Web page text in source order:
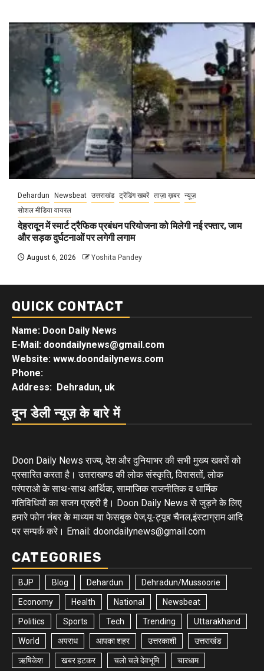
Dehardun Newsbeat उत्तराखंड ट्रेंडिंग खबरें ताज़ा ख़बर न्यूज़
सोशल मीडिया वायरल
देहरादून में स्मार्ट ट्रैफिक प्रबंधन परियोजना को मिलेगी नई रफ्तार, जाम
और सड़क दुर्घटनाओं पर लगेगी लगाम
August 6, 2026 Yoshita Pandey
QUICK CONTACT
Name: Doon Daily News
E-Mail: doondailynews@gmail.com
Website: www.doondailynews.com
Phone:
Address: Dehradun, uk
दून डेली न्यूज़ के बारे में
Doon Daily News राज्य, देश और दुनियाभर की सभी मुख्य खबरों को
प्रसारित करता है। उत्तराखण्ड की लोक संस्कृति, विरासतों, लोक
परंपराओ के साथ-साथ आर्थिक, सामाजिक राजनीतिक व धार्मिक
गतिविधियों का सजग प्रहरी है। Doon Daily News से जुड़ने के लिए
हमारे फोन नंबर के माध्यम या फेसबुक पेज,यू-ट्यूब चैनल,इंस्टाग्राम आदि
पर सम्पर्क करे। Email: doondailynews@gmail.com
CATEGORIES
BJP Blog Dehardun Dehradun/Mussoorie
Economy Health National Newsbeat
Politics Sports Tech Trending Uttarakhand
World अपराध आपका शहर उत्तरकाशी उत्तराखंड
ऋषिकेश खबर हटकर चलो चले देवभूमि चारधाम